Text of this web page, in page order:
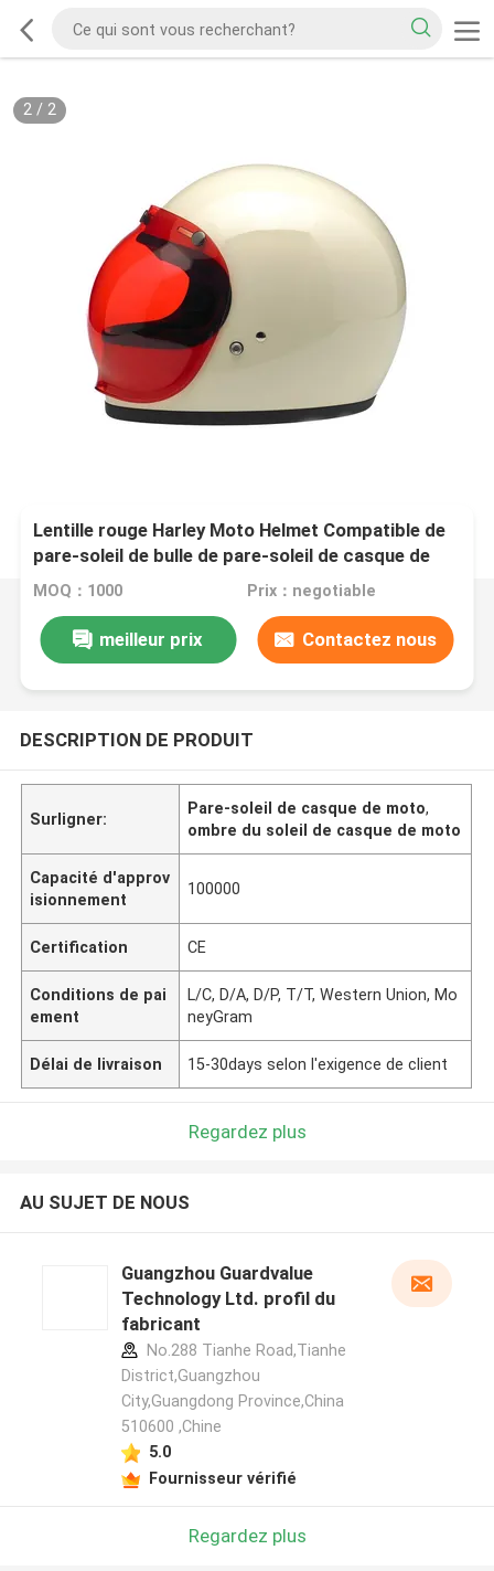
2/ 2
Lentille rouge Harley Moto Helmet Compatible de
pare-soleil de bulle de pare-soleil de casque de
moto
MOQ：1000 Prix：negotiable
meilleur prix Contactez nous
DESCRIPTION DE PRODUIT
Surligner:
Pare-soleil de casque de moto,
ombre du soleil de casque de moto
Capacité d'approv
isionnement
100000
Certification CE
Conditions de pai
ement
L/C, D/A, D/P, T/T, Western Union, Mo
neyGram
Délai de livraison 15-30days selon l'exigence de client
Regardez plus
AU SUJET DE NOUS
Guangzhou Guardvalue
Technology Ltd. profil du
fabricant
No.288 Tianhe Road,Tianhe
District,Guangzhou
City,Guangdong Province,China
510600 ,Chine
5.0
Fournisseur vérifié
Regardez plus